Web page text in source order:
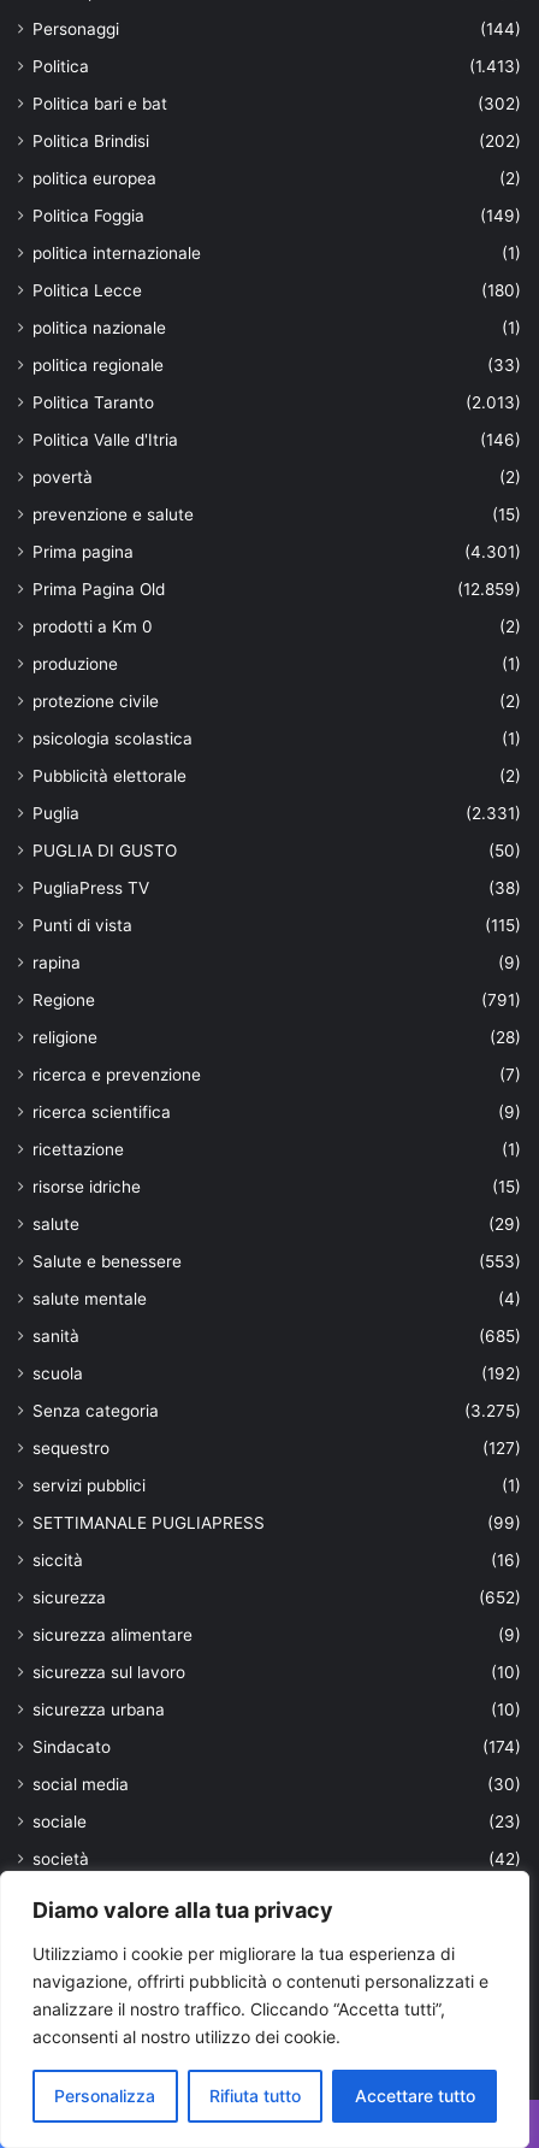
Diamo valore alla tua privacy
Utilizziamo i cookie per migliorare la tua esperienza di
navigazione, offrirti pubblicità o contenuti personalizzati e
analizzare il nostro traffico. Cliccando “Accetta tutti”,
acconsenti al nostro utilizzo dei cookie.
Personalizza Rifiuta tutto Accettare tutto
Personaggi
(144)
Politica
(1.413)
Politica bari e bat
(302)
Politica Brindisi
(202)
politica europea
(2)
Politica Foggia
(149)
politica internazionale
(1)
Politica Lecce
(180)
politica nazionale
(1)
politica regionale
(33)
Politica Taranto
(2.013)
Politica Valle d'Itria
(146)
povertà
(2)
prevenzione e salute
(15)
Prima pagina
(4.301)
Prima Pagina Old
(12.859)
prodotti a Km 0
(2)
produzione
(1)
protezione civile
(2)
psicologia scolastica
(1)
Pubblicità elettorale
(2)
Puglia
(2.331)
PUGLIA DI GUSTO
(50)
PugliaPress TV
(38)
Punti di vista
(115)
rapina
(9)
Regione
(791)
religione
(28)
ricerca e prevenzione
(7)
ricerca scientifica
(9)
ricettazione
(1)
risorse idriche
(15)
salute
(29)
Salute e benessere
(553)
salute mentale
(4)
sanità
(685)
scuola
(192)
Senza categoria
(3.275)
sequestro
(127)
servizi pubblici
(1)
SETTIMANALE PUGLIAPRESS
(99)
siccità
(16)
sicurezza
(652)
sicurezza alimentare
(9)
sicurezza sul lavoro
(10)
sicurezza urbana
(10)
Sindacato
(174)
social media
(30)
sociale
(23)
società
(42)
Speciale G7 Puglia
Spettacolo
Spettacolo Bari e Bat
Spettacolo Foggia
(76)